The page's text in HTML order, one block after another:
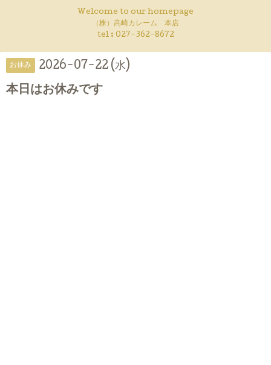
Welcome to our homepage
（株）高崎カレーム 本店
tel : 027-362-8672
お休み 2026-07-22 (水)
本日はお休みです